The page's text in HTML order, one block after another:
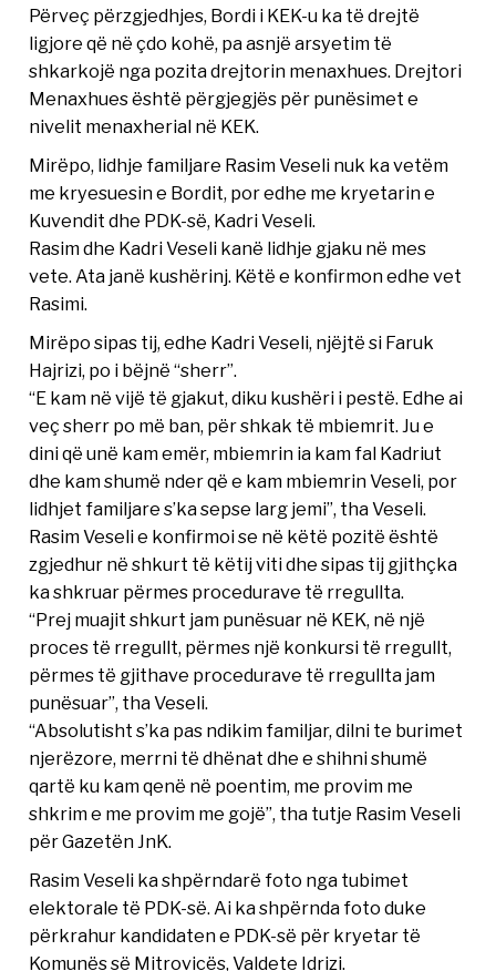
Përveç përzgjedhjes, Bordi i KEK-u ka të drejtë
ligjore që në çdo kohë, pa asnjë arsyetim të
shkarkojë nga pozita drejtorin menaxhues. Drejtori
Menaxhues është përgjegjës për punësimet e
nivelit menaxherial në KEK.
Mirëpo, lidhje familjare Rasim Veseli nuk ka vetëm
me kryesuesin e Bordit, por edhe me kryetarin e
Kuvendit dhe PDK-së, Kadri Veseli.
Rasim dhe Kadri Veseli kanë lidhje gjaku në mes
vete. Ata janë kushërinj. Këtë e konfirmon edhe vet
Rasimi.
Mirëpo sipas tij, edhe Kadri Veseli, njëjtë si Faruk
Hajrizi, po i bëjnë “sherr”.
“E kam në vijë të gjakut, diku kushëri i pestë. Edhe ai
veç sherr po më ban, për shkak të mbiemrit. Ju e
dini që unë kam emër, mbiemrin ia kam fal Kadriut
dhe kam shumë nder që e kam mbiemrin Veseli, por
lidhjet familjare s’ka sepse larg jemi”, tha Veseli.
Rasim Veseli e konfirmoi se në këtë pozitë është
zgjedhur në shkurt të këtij viti dhe sipas tij gjithçka
ka shkruar përmes procedurave të rregullta.
“Prej muajit shkurt jam punësuar në KEK, në një
proces të rregullt, përmes një konkursi të rregullt,
përmes të gjithave procedurave të rregullta jam
punësuar”, tha Veseli.
“Absolutisht s’ka pas ndikim familjar, dilni te burimet
njerëzore, merrni të dhënat dhe e shihni shumë
qartë ku kam qenë në poentim, me provim me
shkrim e me provim me gojë”, tha tutje Rasim Veseli
për Gazetën JnK.
Rasim Veseli ka shpërndarë foto nga tubimet
elektorale të PDK-së. Ai ka shpërnda foto duke
përkrahur kandidaten e PDK-së për kryetar të
Komunës së Mitrovicës, Valdete Idrizi.